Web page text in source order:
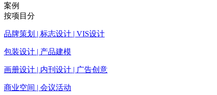
案例
按项目分
品牌策划 | 标志设计 | VIS设计
包装设计 | 产品建模
画册设计 | 内刊设计 | 广告创意
商业空间 | 会议活动